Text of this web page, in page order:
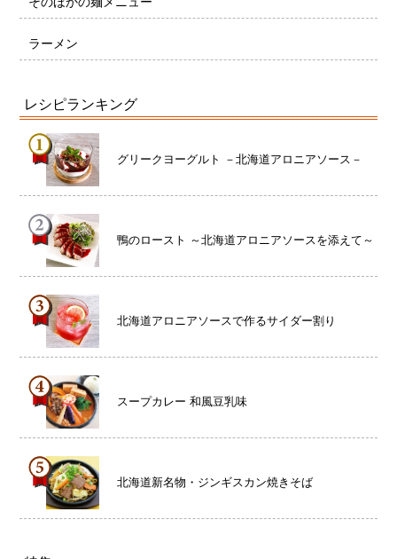
ラーメン
レシピランキング
グリークヨーグルト －北海道アロニアソース－
鴨のロースト ～北海道アロニアソースを添えて～
北海道アロニアソースで作るサイダー割り
スープカレー 和風豆乳味
北海道新名物・ジンギスカン焼きそば